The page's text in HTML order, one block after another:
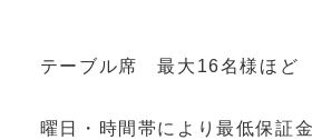
テーブル席 最大16名様ほど
曜日・時間帯により最低保証